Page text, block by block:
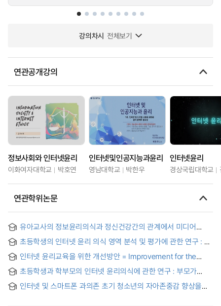
강의차시 전체보기
연관공개강의
정보사회와 인터넷윤리
이화여자대학교 박호연
인터넷및인공지능과윤리
영남대학교 박한우
인터넷윤리
경상국립대학교
연관학위논문
유아교사의 정보윤리의식과 정신건강간의 관계에서 미디어
Media Addiction on Relationships between Early Childhood
Teachers’ Information Ethics Awareness and Mental
Health
초등학생의 인터넷 윤리 의식 영역 분석 및 평가에 관한 연구 : 5,
the Category of Internet Ethics Consciousness of
Elementary School Students : Focused on the 5th and 6th
graders in the elementary school
인터넷 윤리교육을 위한 개선방안 = Improvement for the
초등학생과 학부모의 인터넷 윤리의식에 관한 연구 : 부모가
Perception of Elementary School Students and Their
인터넷 및 스마트폰 과의존 초기 청소년의 자아존중감 향상을